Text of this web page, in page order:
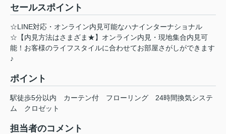
セールスポイント
☆LINE対応・オンライン内見可能なハナインターナショナル
☆【内見方法はさまざま★】オンライン内見・現地集合内見可
能！お客様のライフスタイルに合わせてお部屋さがしができます
♪
ポイント
駅徒歩5分以内 カーテン付 フローリング
24時間換気システ
ム
クロゼット
担当者のコメント